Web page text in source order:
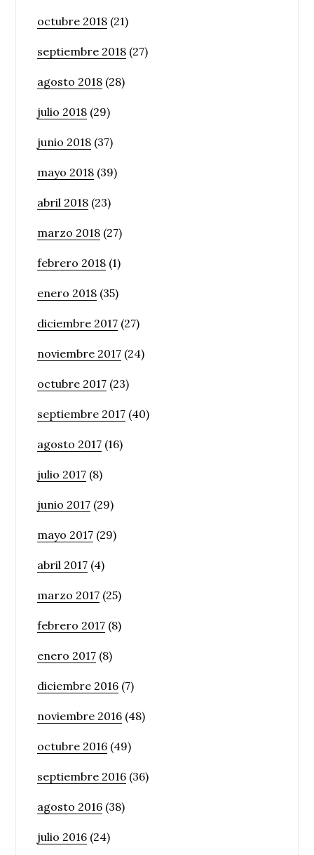
octubre 2018 (21)
septiembre 2018 (27)
agosto 2018 (28)
julio 2018 (29)
junio 2018 (37)
mayo 2018 (39)
abril 2018 (23)
marzo 2018 (27)
febrero 2018 (1)
enero 2018 (35)
diciembre 2017 (27)
noviembre 2017 (24)
octubre 2017 (23)
septiembre 2017 (40)
agosto 2017 (16)
julio 2017 (8)
junio 2017 (29)
mayo 2017 (29)
abril 2017 (4)
marzo 2017 (25)
febrero 2017 (8)
enero 2017 (8)
diciembre 2016 (7)
noviembre 2016 (48)
octubre 2016 (49)
septiembre 2016 (36)
agosto 2016 (38)
julio 2016 (24)